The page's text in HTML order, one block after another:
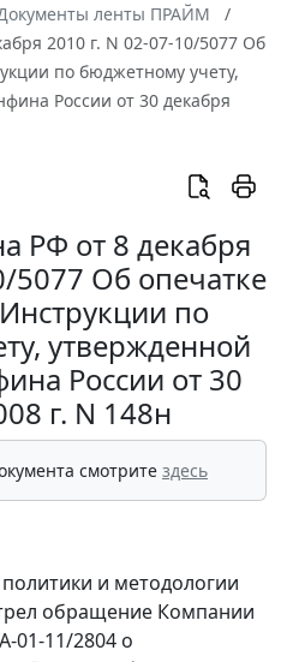
ленты ПРАЙМ
2010 г. N 02-07-10/5077 Об
по бюджетному учету,
России от 30 декабря
РФ от 8 декабря
5077 Об опечатке
по
утвержденной
России от 30
г. N 148н
смотрите здесь
и методологии
обращение Компании
01-11/2804 о